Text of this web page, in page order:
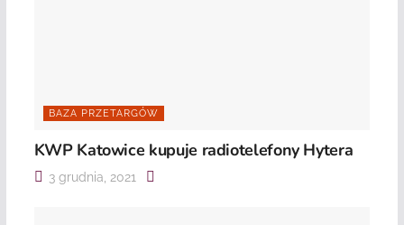
BAZA PRZETARGÓW
KWP Katowice kupuje radiotelefony Hytera
3 grudnia, 2021